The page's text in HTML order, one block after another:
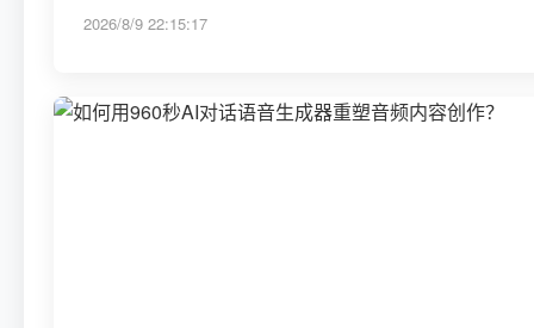
2026/8/9 22:15:17